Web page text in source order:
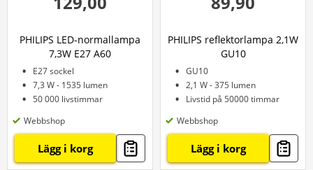
PHILIPS LED-normallampa
7,3W E27 A60
E27 sockel
7,3 W - 1535 lumen
50 000 livstimmar
Webbshop
Lägg i korg
PHILIPS reflektorlampa 2,1W
GU10
GU10
2,1 W - 375 lumen
Livstid på 50000 timmar
Webbshop
Lägg i korg